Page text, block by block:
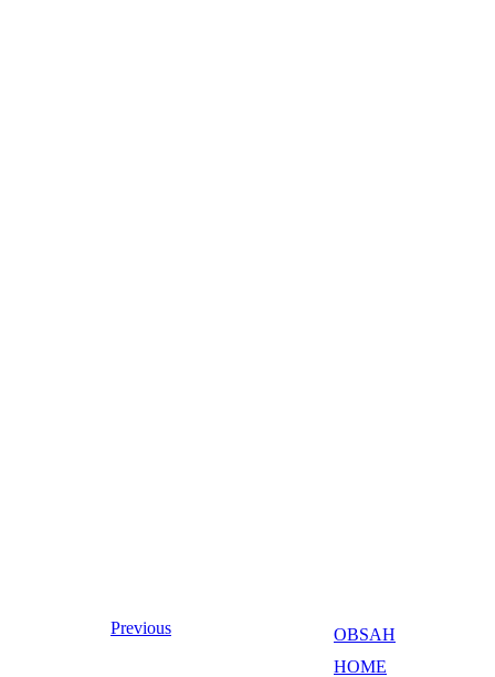
Previous
HOME
OBSAH